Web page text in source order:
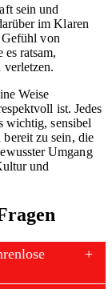
sein und
im Klaren
von
ratsam,
verletzen.
Weise
ist. Jedes
wichtig, sensibel
zu sein, die
Umgang
und